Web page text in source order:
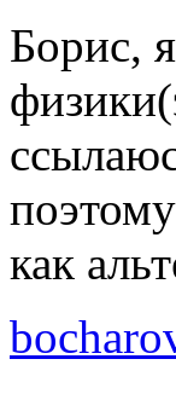
Борис,
как